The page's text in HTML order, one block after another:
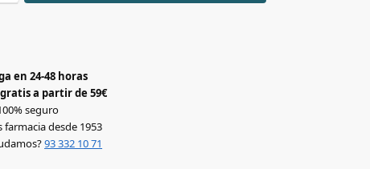
en 24-48 horas
a partir de 59€
seguro
farmacia desde 1953
93 332 10 71